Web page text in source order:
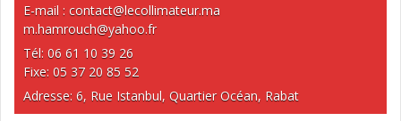
E-mail : contact@lecollimateur.ma
m.hamrouch@yahoo.fr
Tél: 06 61 10 39 26
Fixe: 05 37 20 85 52
Adresse: 6, Rue Istanbul, Quartier Océan, Rabat